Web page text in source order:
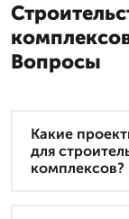
Вопросы
Какие
для
комплексов?